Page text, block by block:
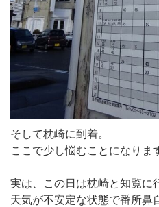
そして枕崎に到着。
ここで少し悩むことになりま
実は、この日は枕崎と知覧に
天気が不安定な状態で番所鼻